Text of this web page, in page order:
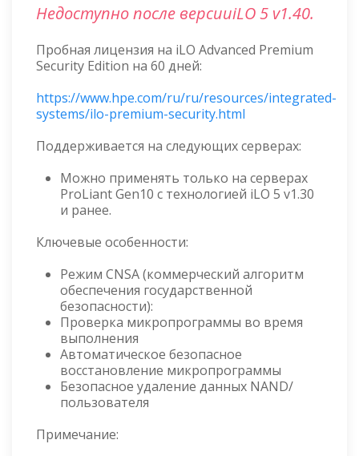
Недоступно после версииiLO 5 v1.40.
Пробная лицензия на iLO Advanced Premium
Security Edition на 60 дней:
https://www.hpe.com/ru/ru/resources/integrated-
systems/ilo-premium-security.html
Поддерживается на следующих серверах:
Можно применять только на серверах
ProLiant Gen10 с технологией iLO 5 v1.30
и ранее.
Ключевые особенности:
Режим CNSA (коммерческий алгоритм
обеспечения государственной
безопасности):
Проверка микропрограммы во время
выполнения
Автоматическое безопасное
восстановление микропрограммы
Безопасное удаление данных NAND/
пользователя
Примечание: